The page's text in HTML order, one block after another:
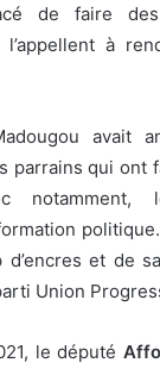
de faire
à
avait
parrains qui ont
notamment,
d’encres et de
Union
le député